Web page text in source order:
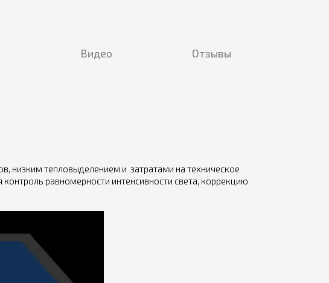
Видео Отзывы
низким тепловыделением и затратами на техническое
равномерности интенсивности света, коррекцию